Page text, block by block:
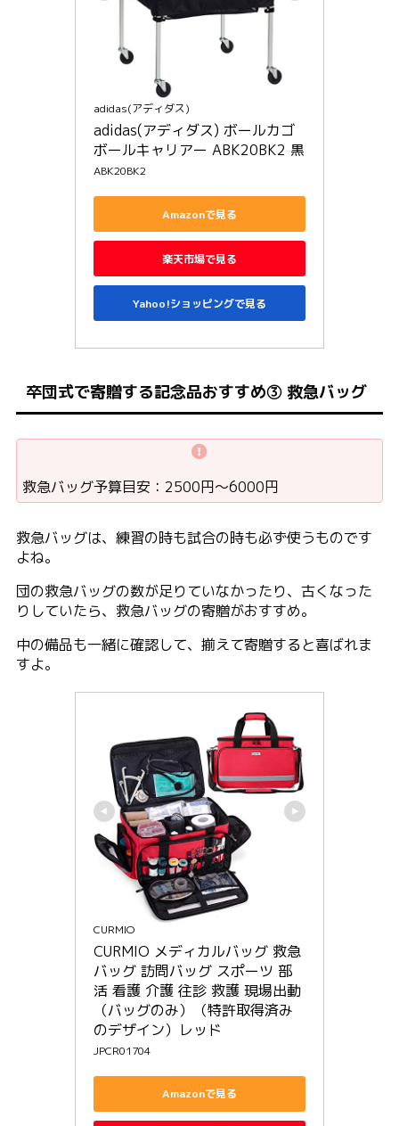
adidas(アディダス)
adidas(アディダス) ボールカゴ
ボールキャリアー ABK20BK2 黒
ABK20BK2
Amazonで見る
楽天市場で見る
Yahoo!ショッピングで見る
卒団式で寄贈する記念品おすすめ③ 救急バッグ
救急バッグ予算目安：2500円〜6000円
救急バッグは、練習の時も試合の時も必ず使うものです
よね。
団の救急バッグの数が足りていなかったり、古くなった
りしていたら、救急バッグの寄贈がおすすめ。
中の備品も一緒に確認して、揃えて寄贈すると喜ばれま
すよ。
CURMIO
CURMIO メディカルバッグ 救急
バッグ 訪問バッグ スポーツ 部
活 看護 介護 往診 救護 現場出動
（バッグのみ）（特許取得済み
のデザイン）レッド
JPCR01704
Amazonで見る